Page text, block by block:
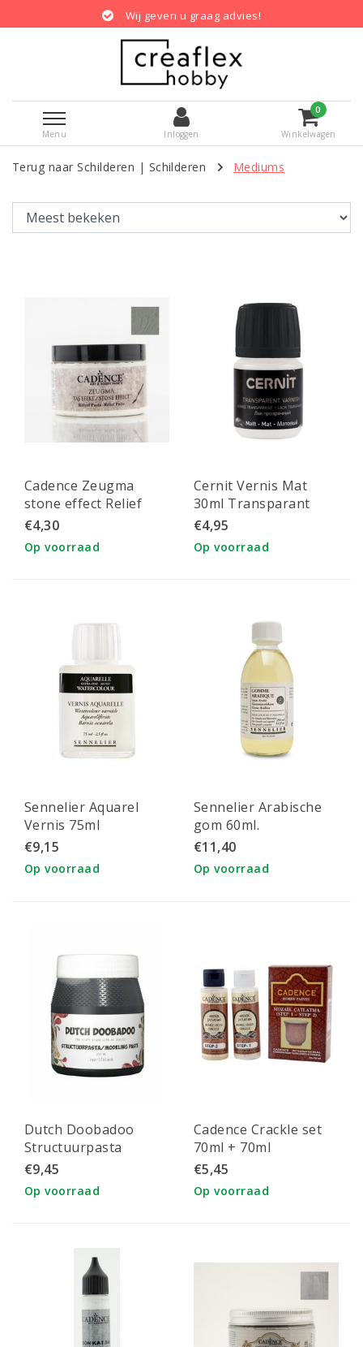
Menu Inloggen
0
Winkelwagen
Terug naar Schilderen | Schilderen Mediums
Cadence Zeugma
stone effect Relief
Pasta 150 ml Minos
€4,30
Op voorraad
Cernit Vernis Mat
30ml Transparant
€4,95
Op voorraad
Sennelier Aquarel
Vernis 75ml
€9,15
Op voorraad
Sennelier Arabische
gom 60ml.
€11,40
Op voorraad
Dutch Doobadoo
Structuurpasta
Smooth 250ml. Zwart
€9,45
Op voorraad
Cadence Crackle set
70ml + 70ml
Ei/Mozaiek
€5,45
Op voorraad